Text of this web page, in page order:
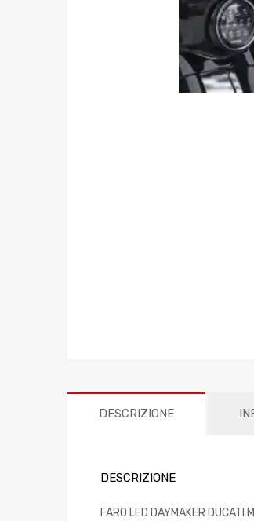
DESCRIZIONE
DESCRIZIONE
FARO LED DAYMAKER